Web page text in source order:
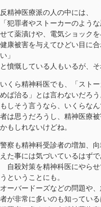
反精神医療派の人の中には、
「犯罪者やストーカーのよう
せて薬漬けや、電気ショック
健康被害を与えてひどい目に
い」
と憤慨している人もいるが、
いくら精神科医でも、「スト
めば治る」とは言わないだろう
もしそう言うなら、いくらな
者は思うだろうし、精神医療
かもしれないけどね。
警察も精神科受診者の増加、
えた事には気づいているはずで
自殺対策を精神科医にやら
うということにも。
オーバードーズなどの問題や
者が非常に多いのも知っている